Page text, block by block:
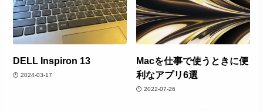
DELL Inspiron 13
2024-03-17
Macを仕事で使うときに便
利なアプリ6選
2022-07-26